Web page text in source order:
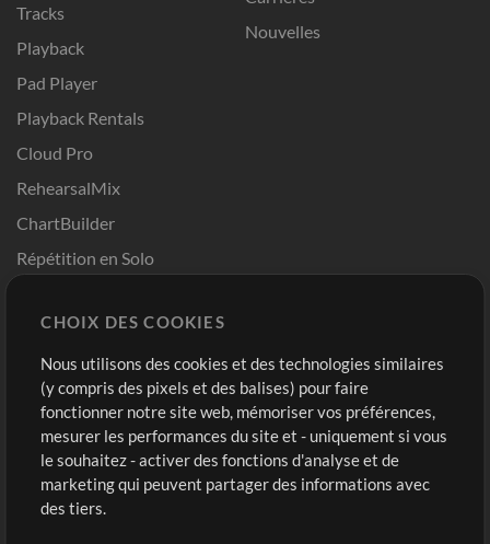
Tracks
Playback
Pad Player
Playback Rentals
Cloud Pro
RehearsalMix
ChartBuilder
Répétition en Solo
Modèles ProPresenter
Sons
Nouvelles
Boutique
Acheter des crédits
Contenu gratuit
Compte
Connexion
S'inscrire
CHOIX DES COOKIES
Nous utilisons des cookies et des technologies similaires
(y compris des pixels et des balises) pour faire
fonctionner notre site web, mémoriser vos préférences,
mesurer les performances du site et - uniquement si vous
le souhaitez - activer des fonctions d'analyse et de
marketing qui peuvent partager des informations avec
des tiers.